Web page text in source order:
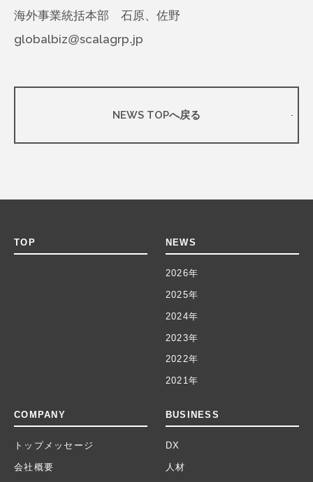
海外事業統括本部 石原、佐野
globalbiz@scalagrp.jp
NEWS TOPへ戻る
TOP NEWS
2026年
2025年
2024年
2023年
2022年
2021年
COMPANY
トップメッセージ
会社概要
BUSINESS
DX
人材